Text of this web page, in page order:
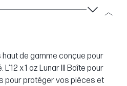
haut de gamme conçue pour
x 1 oz Lunar III Boîte pour
pour protéger vos pièces et